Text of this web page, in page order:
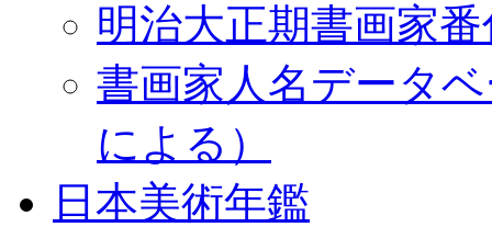
明治大正期書画家
書画家人名データ
による）
日本美術年鑑